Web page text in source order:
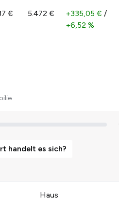
€ 5.472 € +335,05 € /
+6,52 %